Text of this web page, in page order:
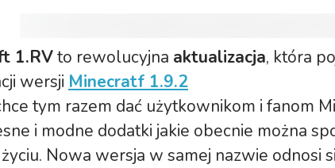
1.RVto rewolucyjna aktualizacja, która
wersji Minecratf 1.9.2
tym razem dać użytkownikom i fanom
i modne dodatki jakie obecnie można
Nowa wersja w samej nazwie odnosi